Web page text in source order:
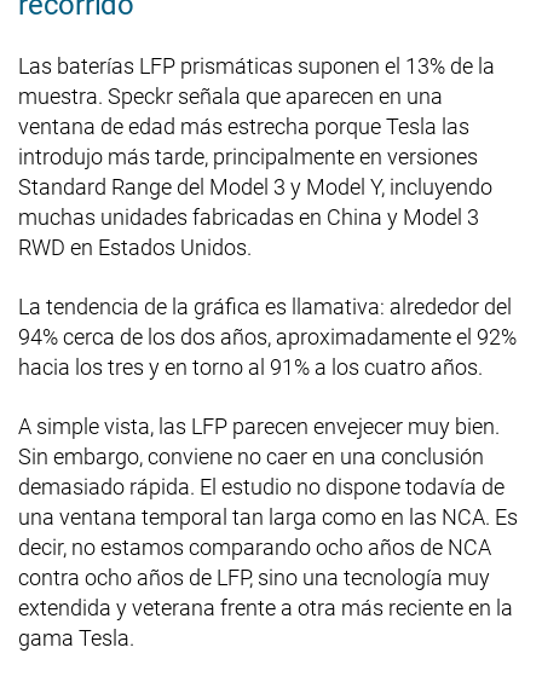
Las baterías LFP prismáticas suponen el 13% de la
muestra. Speckr señala que aparecen en una
ventana de edad más estrecha porque Tesla las
introdujo más tarde, principalmente en versiones
Standard Range del Model 3 y Model Y, incluyendo
muchas unidades fabricadas en China y Model 3
RWD en Estados Unidos.
La tendencia de la gráfica es llamativa: alrededor del
94% cerca de los dos años, aproximadamente el 92%
hacia los tres y en torno al 91% a los cuatro años.
A simple vista, las LFP parecen envejecer muy bien.
Sin embargo, conviene no caer en una conclusión
demasiado rápida. El estudio no dispone todavía de
una ventana temporal tan larga como en las NCA. Es
decir, no estamos comparando ocho años de NCA
contra ocho años de LFP, sino una tecnología muy
extendida y veterana frente a otra más reciente en la
gama Tesla.